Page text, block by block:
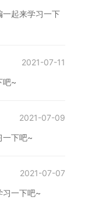
一起来学习一下
吧~
2021-07-11
一下吧~
2021-07-09
习一下吧~
2021-07-07